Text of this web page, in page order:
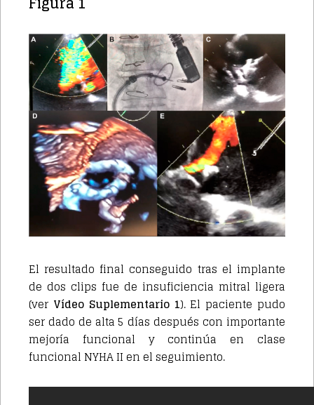
El resultado final conseguido tras el implante
de dos clips fue de insuficiencia mitral ligera
(ver Vídeo Suplementario 1). El paciente pudo
ser dado de alta 5 días después con importante
mejoría funcional y continúa en clase
funcional NYHA II en el seguimiento.